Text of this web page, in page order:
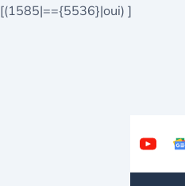
[(1585|=={5536}|oui) ]